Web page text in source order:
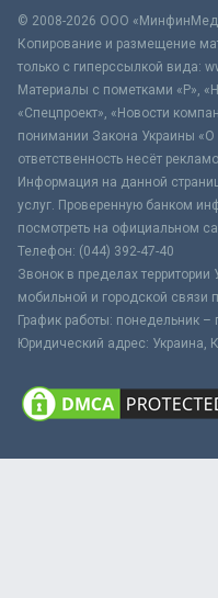
© 2008-2026 ООО
Копирование и размещение
только с гиперссылкой вида:
Материалы с пометками «Р»,
«Спецпроект», «Новости
понимании Закона Украины
ответственность несёт
Информация на данной
услуг. Проверенную банком
посмотреть на официальном
Телефон: (044) 392-47-40
Звонок в пределах
мобильной и городской связи
График работы: понедельник –
Юридический адрес: Украина,